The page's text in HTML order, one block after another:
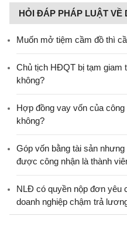
HỎI ĐÁP PHÁP LUẬT VỀ
Muốn mở tiệm cầm đồ thì
Chủ tịch HĐQT bị tạm giam
không?
Hợp đồng vay vốn của
không?
Góp vốn bằng tài sản
được công nhận là thành
NLĐ có quyền nộp đơn yêu
doanh nghiệp chậm trả